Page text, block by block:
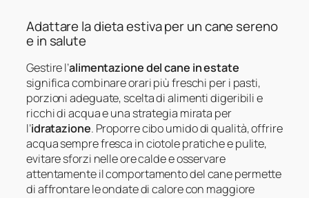
Adattare la dieta estiva per un cane sereno
e in salute
Gestire l’alimentazione del cane in estate
significa combinare orari più freschi per i pasti,
porzioni adeguate, scelta di alimenti digeribili e
ricchi di acqua e una strategia mirata per
l’idratazione. Proporre cibo umido di qualità, offrire
acqua sempre fresca in ciotole pratiche e pulite,
evitare sforzi nelle ore calde e osservare
attentamente il comportamento del cane permette
di affrontare le ondate di calore con maggiore